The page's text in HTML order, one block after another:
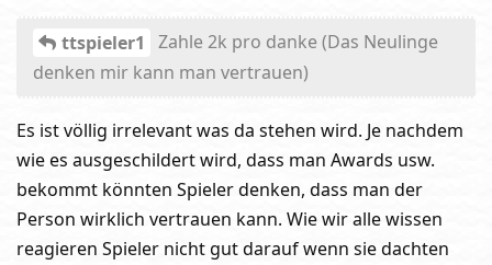
ttspieler1
Zahle 2k pro danke (Das Neulinge
denken mir kann man vertrauen)
Es ist völlig irrelevant was da stehen wird. Je nachdem
wie es ausgeschildert wird, dass man Awards usw.
bekommt könnten Spieler denken, dass man der
Person wirklich vertrauen kann. Wie wir alle wissen
reagieren Spieler nicht gut darauf wenn sie dachten